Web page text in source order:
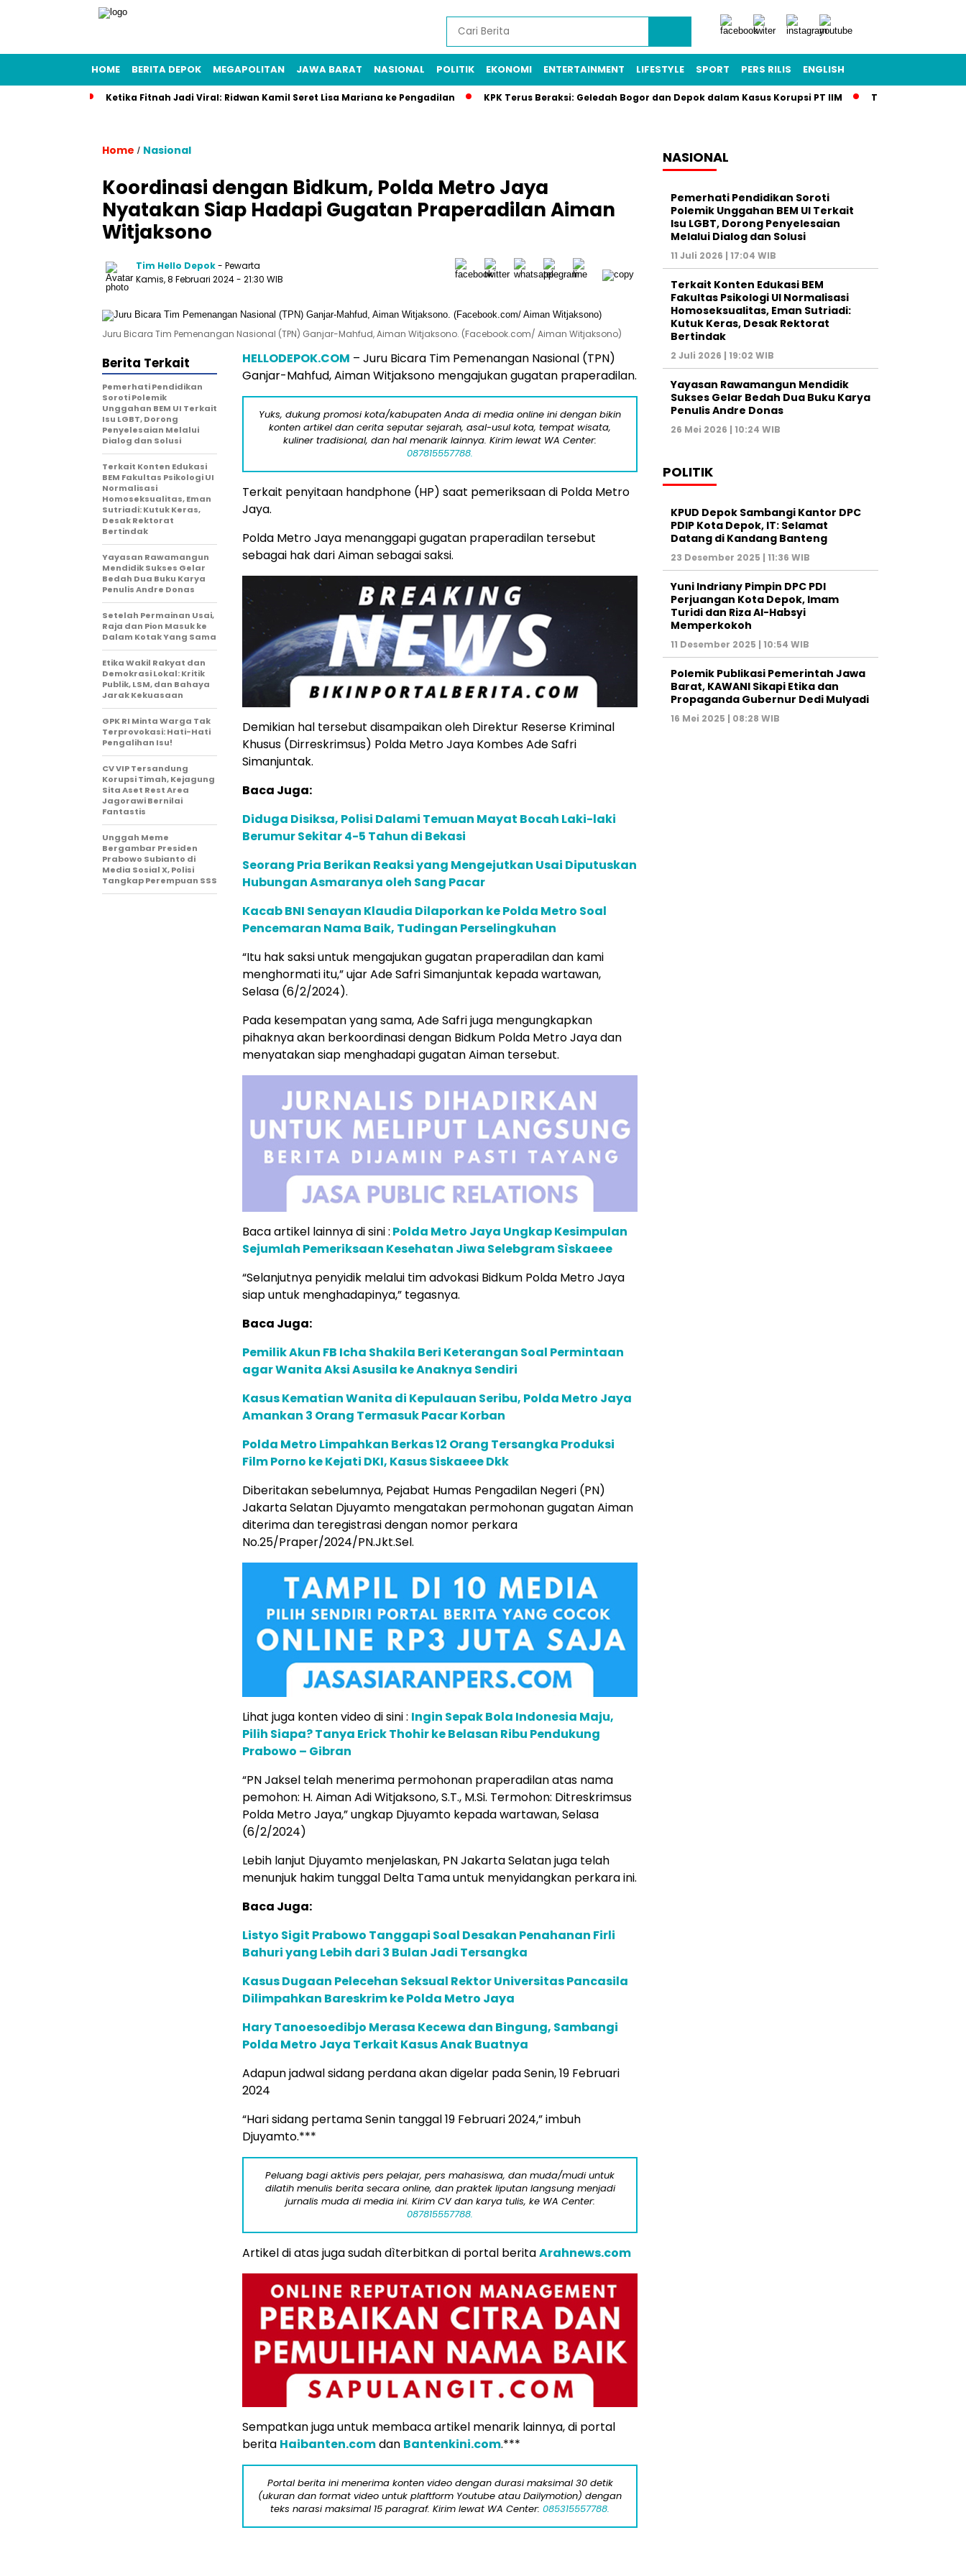
HOME BERITA DEPOK MEGAPOLITAN JAWA BARAT NASIONAL POLITIK EKONOMI ENTERTAINMENT LIFESTYLE SPORT PERS RILIS ENGLISH
Ketika Fitnah Jadi Viral: Ridwan Kamil Seret Lisa Mariana ke Pengadilan KPK Terus Beraksi: Geledah Bogor dan Depok dalam Kasus Korupsi PT IIM Terkuak! Skandal
Home / Nasional
Koordinasi dengan Bidkum, Polda Metro Jaya
Nyatakan Siap Hadapi Gugatan Praperadilan Aiman
Witjaksono
Tim Hello Depok- Pewarta
Kamis, 8 Februari 2024 - 21:30 WIB
Juru Bicara Tim Pemenangan Nasional (TPN) Ganjar-Mahfud, Aiman Witjaksono. (Facebook.com/ Aiman Witjaksono)
HELLODEPOK.COM – Juru Bicara Tim Pemenangan Nasional (TPN)
Ganjar-Mahfud, Aiman Witjaksono mengajukan gugatan praperadilan.
Yuks, dukung promosi kota/kabupaten Anda di media online ini dengan bikin
konten artikel dan cerita seputar sejarah, asal-usul kota, tempat wisata,
kuliner tradisional, dan hal menarik lainnya. Kirim lewat WA Center:
087815557788.
Terkait penyitaan handphone (HP) saat pemeriksaan di Polda Metro
Jaya.
Polda Metro Jaya menanggapi gugatan praperadilan tersebut
sebagai hak dari Aiman sebagai saksi.
Demikian hal tersebut disampaikan oleh Direktur Reserse Kriminal
Khusus (Dirreskrimsus) Polda Metro Jaya Kombes Ade Safri
Simanjuntak.
Baca Juga:
Diduga Disiksa, Polisi Dalami Temuan Mayat Bocah Laki-laki
Berumur Sekitar 4-5 Tahun di Bekasi
Seorang Pria Berikan Reaksi yang Mengejutkan Usai Diputuskan
Hubungan Asmaranya oleh Sang Pacar
Kacab BNI Senayan Klaudia Dilaporkan ke Polda Metro Soal
Pencemaran Nama Baik, Tudingan Perselingkuhan
“Itu hak saksi untuk mengajukan gugatan praperadilan dan kami
menghormati itu,” ujar Ade Safri Simanjuntak kepada wartawan,
Selasa (6/2/2024).
Pada kesempatan yang sama, Ade Safri juga mengungkapkan
pihaknya akan berkoordinasi dengan Bidkum Polda Metro Jaya dan
menyatakan siap menghadapi gugatan Aiman tersebut.
Baca artikel lainnya di sini : Polda Metro Jaya Ungkap Kesimpulan
Sejumlah Pemeriksaan Kesehatan Jiwa Selebgram Sìskaeee
“Selanjutnya penyidik melalui tim advokasi Bidkum Polda Metro Jaya
siap untuk menghadapinya,” tegasnya.
Baca Juga:
Pemilik Akun FB Icha Shakila Beri Keterangan Soal Permintaan
agar Wanita Aksi Asusila ke Anaknya Sendiri
Kasus Kematian Wanita di Kepulauan Seribu, Polda Metro Jaya
Amankan 3 Orang Termasuk Pacar Korban
Polda Metro Limpahkan Berkas 12 Orang Tersangka Produksi
Film Porno ke Kejati DKI, Kasus Siskaeee Dkk
Diberitakan sebelumnya, Pejabat Humas Pengadilan Negeri (PN)
Jakarta Selatan Djuyamto mengatakan permohonan gugatan Aiman
diterima dan teregistrasi dengan nomor perkara
No.25/Praper/2024/PN.Jkt.Sel.
Lihat juga konten video di sini : Ingin Sepak Bola Indonesia Maju,
Pilih Siapa? Tanya Erick Thohir ke Belasan Ribu Pendukung
Prabowo – Gibran
“PN Jaksel telah menerima permohonan praperadilan atas nama
pemohon: H. Aiman Adi Witjaksono, S.T., M.Si. Termohon: Ditreskrimsus
Polda Metro Jaya,” ungkap Djuyamto kepada wartawan, Selasa
(6/2/2024)
Lebih lanjut Djuyamto menjelaskan, PN Jakarta Selatan juga telah
menunjuk hakim tunggal Delta Tama untuk menyidangkan perkara ini.
Baca Juga:
Listyo Sigit Prabowo Tanggapi Soal Desakan Penahanan Firli
Bahuri yang Lebih dari 3 Bulan Jadi Tersangka
Kasus Dugaan Pelecehan Seksual Rektor Universitas Pancasila
Dilimpahkan Bareskrim ke Polda Metro Jaya
Hary Tanoesoedibjo Merasa Kecewa dan Bingung, Sambangi
Polda Metro Jaya Terkait Kasus Anak Buatnya
Adapun jadwal sidang perdana akan digelar pada Senin, 19 Februari
2024
“Hari sidang pertama Senin tanggal 19 Februari 2024,” imbuh
Djuyamto.***
Peluang bagi aktivis pers pelajar, pers mahasiswa, dan muda/mudi untuk
dilatih menulis berita secara online, dan praktek liputan langsung menjadi
jurnalis muda di media ini. Kirim CV dan karya tulis, ke WA Center:
087815557788.
Artikel di atas juga sudah dìterbitkan di portal beritaArahnews.com
Sempatkan juga untuk membaca artikel menarik lainnya, di portal
berita Haibanten.comdan Bantenkini.com.***
Portal berita ini menerima konten video dengan durasi maksimal 30 detik
(ukuran dan format video untuk plaftform Youtube atau Dailymotion) dengan
teks narasi maksimal 15 paragraf. Kirim lewat WA Center: 085315557788.
Berita Terkait
Pemerhati Pendidikan
Soroti Polemik
Unggahan BEM UI Terkait
Isu LGBT, Dorong
Penyelesaian Melalui
Dialog dan Solusi
Terkait Konten Edukasi
BEM Fakultas Psikologi UI
Normalisasi
Homoseksualitas, Eman
Sutriadi: Kutuk Keras,
Desak Rektorat
Bertindak
Yayasan Rawamangun
Mendidik Sukses Gelar
Bedah Dua Buku Karya
Penulis Andre Donas
Setelah Permainan Usai,
Raja dan Pion Masuk ke
Dalam Kotak Yang Sama
Etika Wakil Rakyat dan
Demokrasi Lokal: Kritik
Publik, LSM, dan Bahaya
Jarak Kekuasaan
GPK RI Minta Warga Tak
Terprovokasi: Hati-Hati
Pengalihan Isu!
CV VIP Tersandung
Korupsi Timah, Kejagung
Sita Aset Rest Area
Jagorawi Bernilai
Fantastis
Unggah Meme
Bergambar Presiden
Prabowo Subianto di
Media Sosial X, Polisi
Tangkap Perempuan SSS
NASIONAL
Pemerhati Pendidikan Soroti
Polemik Unggahan BEM UI Terkait
Isu LGBT, Dorong Penyelesaian
Melalui Dialog dan Solusi
11 Juli 2026 | 17:04 WIB
Terkait Konten Edukasi BEM
Fakultas Psikologi UI Normalisasi
Homoseksualitas, Eman Sutriadi:
Kutuk Keras, Desak Rektorat
Bertindak
2 Juli 2026 | 19:02 WIB
Yayasan Rawamangun Mendidik
Sukses Gelar Bedah Dua Buku Karya
Penulis Andre Donas
26 Mei 2026 | 10:24 WIB
POLITIK
KPUD Depok Sambangi Kantor DPC
PDIP Kota Depok, IT: Selamat
Datang di Kandang Banteng
23 Desember 2025 | 11:36 WIB
Yuni Indriany Pimpin DPC PDI
Perjuangan Kota Depok, Imam
Turidi dan Riza Al-Habsyi
Memperkokoh
11 Desember 2025 | 10:54 WIB
Polemik Publikasi Pemerintah Jawa
Barat, KAWANI Sikapi Etika dan
Propaganda Gubernur Dedi Mulyadi
16 Mei 2025 | 08:28 WIB